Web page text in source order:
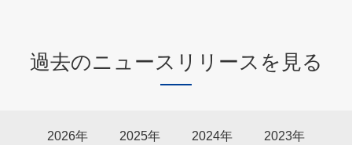
過去のニュースリリースを見る
2026年 2025年 2024年
2023年